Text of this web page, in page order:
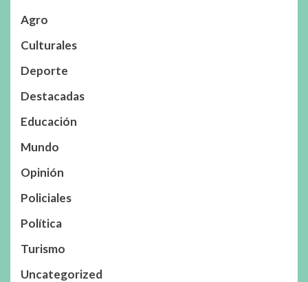
Agro
Culturales
Deporte
Destacadas
Educación
Mundo
Opinión
Policiales
Política
Turismo
Uncategorized